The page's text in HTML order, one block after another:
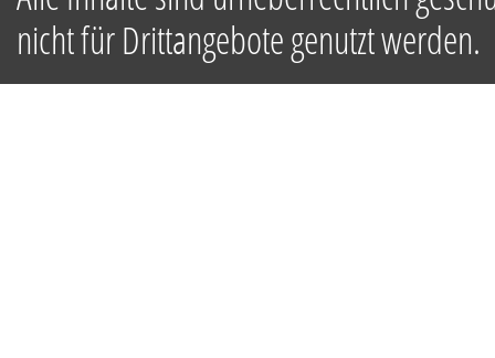
nicht für Drittangebote genutzt werden.